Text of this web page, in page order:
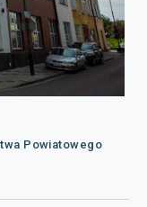
Powiatowego